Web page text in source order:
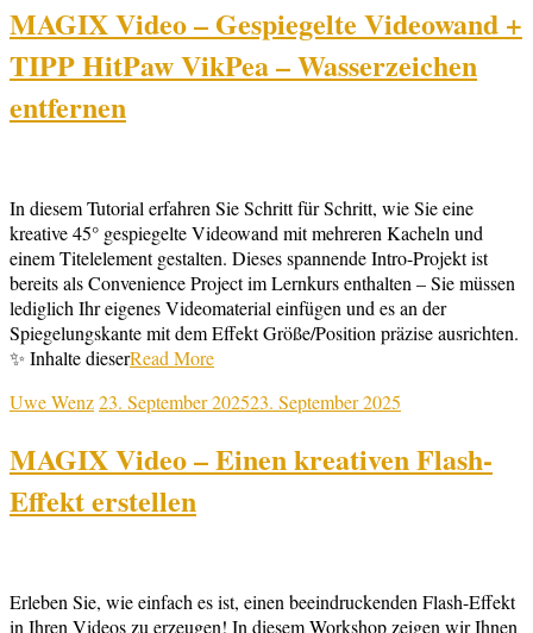
MAGIX Video – Gespiegelte Videowand +
TIPP HitPaw VikPea – Wasserzeichen
entfernen
In diesem Tutorial erfahren Sie Schritt für Schritt, wie Sie eine
kreative 45° gespiegelte Videowand mit mehreren Kacheln und
einem Titelelement gestalten. Dieses spannende Intro-Projekt ist
bereits als Convenience Project im Lernkurs enthalten – Sie müssen
lediglich Ihr eigenes Videomaterial einfügen und es an der
Spiegelungskante mit dem Effekt Größe/Position präzise ausrichten.
✨ Inhalte dieserRead More
Uwe Wenz23. September 202523. September 2025
MAGIX Video – Einen kreativen Flash-
Effekt erstellen
Erleben Sie, wie einfach es ist, einen beeindruckenden Flash-Effekt
in Ihren Videos zu erzeugen! In diesem Workshop zeigen wir Ihnen